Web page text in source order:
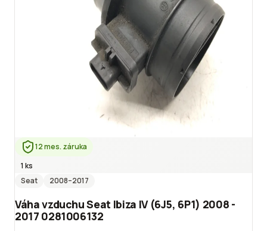
12 mes. záruka
1 ks
Seat
2008–2017
Váha vzduchu Seat Ibiza IV (6J5, 6P1) 2008 -
2017 0281006132